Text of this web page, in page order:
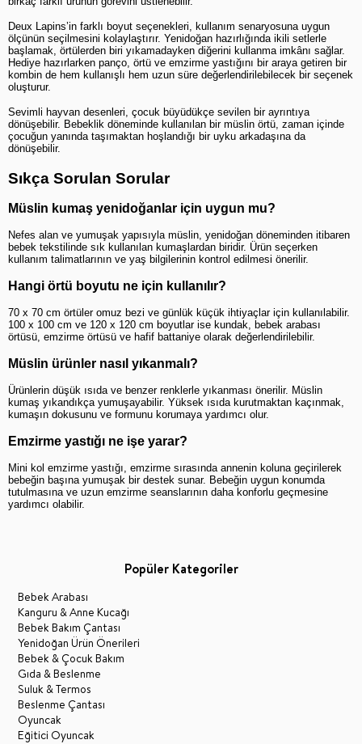
Deux Lapins’in farklı boyut seçenekleri, kullanım senaryosuna uygun
ölçünün seçilmesini kolaylaştırır. Yenidoğan hazırlığında ikili setlerle
başlamak, örtülerden biri yıkamadayken diğerini kullanma imkânı sağlar.
Hediye hazırlarken panço, örtü ve emzirme yastığını bir araya getiren bir
kombin de hem kullanışlı hem uzun süre değerlendirilebilecek bir seçenek
oluşturur.
Sevimli hayvan desenleri, çocuk büyüdükçe sevilen bir ayrıntıya
dönüşebilir. Bebeklik döneminde kullanılan bir müslin örtü, zaman içinde
çocuğun yanında taşımaktan hoşlandığı bir uyku arkadaşına da
dönüşebilir.
Sıkça Sorulan Sorular
Müslin kumaş yenidoğanlar için uygun mu?
Nefes alan ve yumuşak yapısıyla müslin, yenidoğan döneminden itibaren
bebek tekstilinde sık kullanılan kumaşlardan biridir. Ürün seçerken
kullanım talimatlarının ve yaş bilgilerinin kontrol edilmesi önerilir.
Hangi örtü boyutu ne için kullanılır?
70 x 70 cm örtüler omuz bezi ve günlük küçük ihtiyaçlar için kullanılabilir.
100 x 100 cm ve 120 x 120 cm boyutlar ise kundak, bebek arabası
örtüsü, emzirme örtüsü ve hafif battaniye olarak değerlendirilebilir.
Müslin ürünler nasıl yıkanmalı?
Ürünlerin düşük ısıda ve benzer renklerle yıkanması önerilir. Müslin
kumaş yıkandıkça yumuşayabilir. Yüksek ısıda kurutmaktan kaçınmak,
kumaşın dokusunu ve formunu korumaya yardımcı olur.
Emzirme yastığı ne işe yarar?
Mini kol emzirme yastığı, emzirme sırasında annenin koluna geçirilerek
bebeğin başına yumuşak bir destek sunar. Bebeğin uygun konumda
tutulmasına ve uzun emzirme seanslarının daha konforlu geçmesine
yardımcı olabilir.
Popüler Kategoriler
Bebek Arabası
Kanguru & Anne Kucağı
Bebek Bakım Çantası
Yenidoğan Ürün Önerileri
Bebek & Çocuk Bakım
Gıda & Beslenme
Suluk & Termos
Beslenme Çantası
Oyuncak
Eğitici Oyuncak